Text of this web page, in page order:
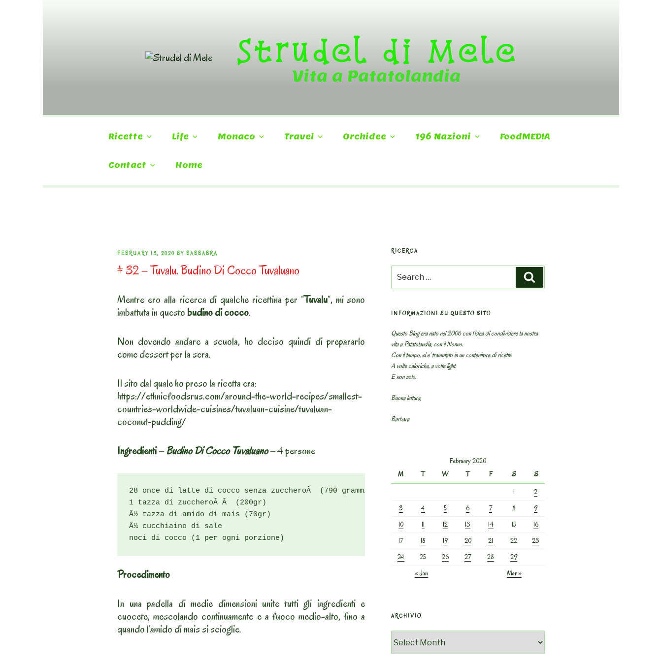
Strudel di Mele
Vita a Patatolandia
Ricette Life Monaco Travel Orchidee 196 Nazioni FoodMEDIA
Contact Home
POSTED
ON
FEBRUARY 13, 2020 BY BABBABRA
# 32 – Tuvalu. Budino Di Cocco Tuvaluano
Mentre ero alla ricerca di qualche ricettina per “Tuvalu“, mi sono
imbattuta in questo budino di cocco.
Non dovendo andare a scuola, ho deciso quindi di prepararlo
come dessert per la sera.
Il sito dal quale ho preso la ricetta era:
https://ethnicfoodsrus.com/around-the-world-recipes/smallest-
countries-worldwide-cuisines/tuvaluan-cuisine/tuvaluan-
coconut-pudding/
Ingredienti –Budino Di Cocco Tuvaluano–4 persone
28 once di latte di cocco senza zuccheroÂ  (790 grammi)
1 tazza di zuccheroÂ Â  (200gr)
Â½ tazza di amido di mais (70gr)
Â¼ cucchiaino di sale
noci di cocco (1 per ogni porzione)
Procedimento
In una padella di medie dimensioni unite tutti gli ingredienti e
cuocete, mescolando continuamente e a fuoco medio-alto, fino a
quando l’amido di mais si scioglie.
RICERCA
for:
INFORMAZIONI SU QUESTO SITO
Questo Blog era nato nel 2006 con l’idea di condividere la nostra
vita a Patatolandia, con il Nonno.
Con il tempo, si e’ tramutato in un contenitore di ricette.
A volte caloriche, a volte light.
E non solo.
Buona lettura,
Barbara
February 2020
M
T W T F S
S
1
2
3
4 5 6 7 8
9
10
11 12 13 14 15
16
17
18 19 20 21 22
23
24
25 26 27 28
29
« Jan
Mar »
ARCHIVIO